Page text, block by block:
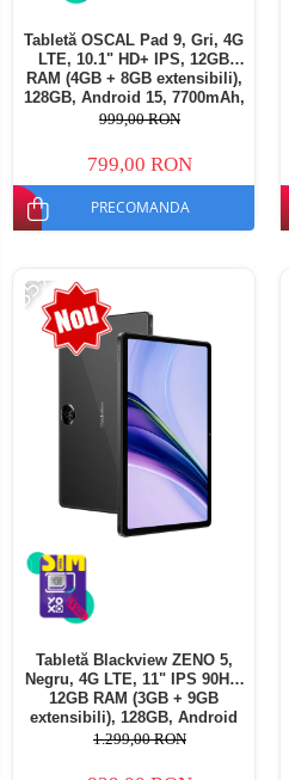
Tabletă OSCAL Pad 9, Gri, 4G
LTE, 10.1" HD+ IPS, 12GB
RAM (4GB + 8GB extensibili),
128GB, Android 15, 7700mAh,
Dual SIM
999,00 RON
799,00 RON
PRECOMANDA
-35%
Tabletă Blackview ZENO 5,
Negru, 4G LTE, 11" IPS 90Hz,
12GB RAM (3GB + 9GB
extensibili), 128GB, Android
16, Unisoc T7250, 8300mAh,
SIM
1.299,00 RON